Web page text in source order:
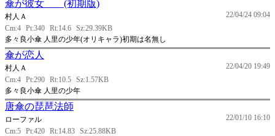
傘が彼女 (初期版)
22/04/24 09:04
村人Ａ
Cm:4 Pt:340 Rt:14.6 Sz:29.39KB
多々良小傘 人里の少年(オリキャラ)初期は名無し
傘が恋人
22/04/20 19:49
村人Ａ
Cm:4 Pt:290 Rt:10.5 Sz:1.57KB
多々良小傘 人里の少年
唐傘の琵琶法師
22/01/10 16:10
ローファル
Cm:5 Pt:420 Rt:14.83 Sz:25.88KB